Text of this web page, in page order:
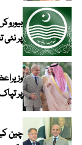
پر نئی
پر
چین